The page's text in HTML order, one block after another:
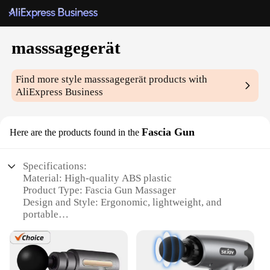
masssagegerät
Find more stylemasssagegerät products with
AliExpress Business
Here are the products found in the Fascia Gun
Specifications:
Material: High-quality ABS plastic
Product Type: Fascia Gun Massager
Design and Style: Ergonomic, lightweight, and
portable
relaxation, and recovery
Performance and Property: Variable speed settings
with 6 intensity levels